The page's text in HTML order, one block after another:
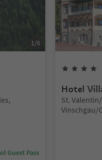
1/6
Guest Pass
Hotel
Lokalita:
St.
Vinschgau/